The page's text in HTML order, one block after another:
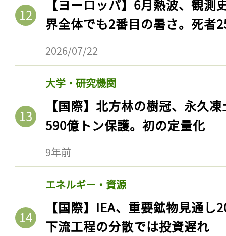
【ヨーロッパ】6月熱波、観
界全体でも2番目の暑さ。死者
2026/07/22
大学・研究機関
【国際】北方林の樹冠、永久
590億トン保護。初の定量化
9年前
エネルギー・資源
【国際】IEA、重要鉱物見通
下流工程の分散では投資遅れ